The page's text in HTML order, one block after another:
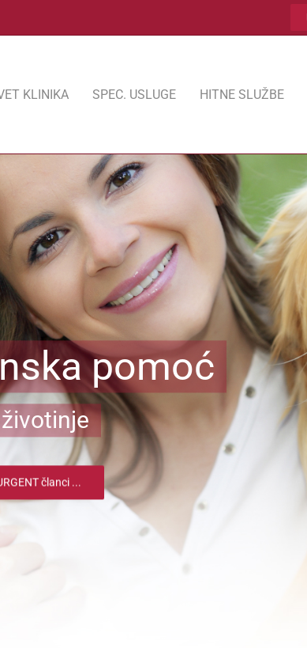
KLINIKA SPEC. USLUGE HITNE SLUŽBE
pomoć
članci ...